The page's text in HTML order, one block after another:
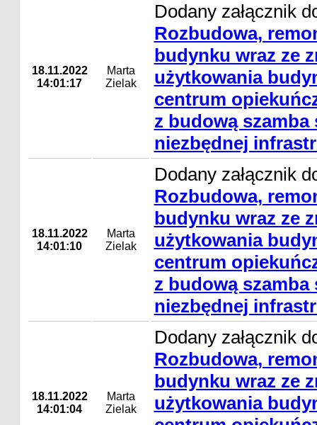
18.11.2022
14:01:17
Marta
Zielak
Dodany załącznik
Rozbudowa,
budynku wraz ze
użytkowania
centrum
z budową szamba
niezbędnej
18.11.2022
14:01:10
Marta
Zielak
Dodany załącznik
Rozbudowa,
budynku wraz ze
użytkowania
centrum
z budową szamba
niezbędnej
18.11.2022
14:01:04
Marta
Zielak
Dodany załącznik
Rozbudowa,
budynku wraz ze
użytkowania